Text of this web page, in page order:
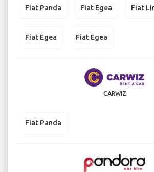
Fiat Panda Fiat Egea Fiat
Fiat Egea Fiat Egea
CARWIZ
Fiat Panda